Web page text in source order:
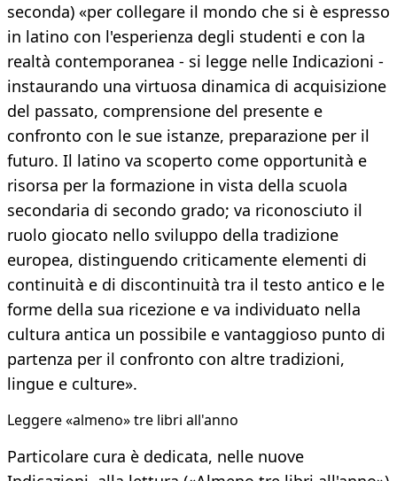
seconda) «per collegare il mondo che si è espresso
in latino con l'esperienza degli studenti e con la
realtà contemporanea - si legge nelle Indicazioni -
instaurando una virtuosa dinamica di acquisizione
del passato, comprensione del presente e
confronto con le sue istanze, preparazione per il
futuro. Il latino va scoperto come opportunità e
risorsa per la formazione in vista della scuola
secondaria di secondo grado; va riconosciuto il
ruolo giocato nello sviluppo della tradizione
europea, distinguendo criticamente elementi di
continuità e di discontinuità tra il testo antico e le
forme della sua ricezione e va individuato nella
cultura antica un possibile e vantaggioso punto di
partenza per il confronto con altre tradizioni,
lingue e culture».
Leggere «almeno» tre libri all'anno
Particolare cura è dedicata, nelle nuove